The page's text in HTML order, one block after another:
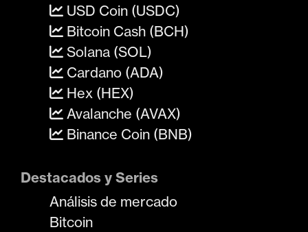
USD Coin (USDC)
Bitcoin Cash (BCH)
Solana (SOL)
Cardano (ADA)
Hex (HEX)
Avalanche (AVAX)
Binance Coin (BNB)
Destacados y Series
Análisis de mercado
Bitcoin